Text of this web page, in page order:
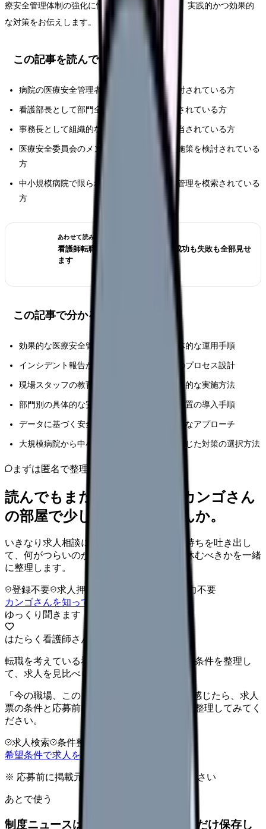
療安全管理体制の強化に悩む医療機関の皆様に、実践的かつ効果的
な対策をお伝えします。
この記事を読んでほしい人
病院の医療安全管理者として体制強化を検討されている方
看護部長として部門全体の安全管理を担当されている方
事務長として組織的な安全対策の立案を担当されている方
医療安全委員会のメンバーとして具体的な施策を検討されている
方
中小規模病院で限られたリソースでの安全管理を模索されている
方
あわせて読みたい
看護師転職のリアル体験談12選｜成功も失敗も全部見せ
ます
この記事で分かること
効果的な医療安全管理体制の構築方法と具体的な運用手順
インシデント報告から改善活動までの一連のプロセス設計
現場スタッフの教育・研修プログラムの効果的な実施方法
部門別の具体的な安全対策と実践的な予防措置の導入手順
データに基づく安全管理と予防対策の統合的なアプローチ
大規模病院から中小規模病院まで、規模に応じた対策の選択方法
まずは匿名で整理
読んでもまだ苦しいなら、カンゴさん
の部屋で少し話してみませんか。
いきなり求人相談には進みません。今の気持ちを吐き出し
て、何がつらいのか、辞めるべきか、少し休むべきかを一緒
に整理します。
登録不要 求人押し売りなし
病院名は入力不要
カンゴさんを知ってから相談する
ゆっくり聞きます
はたらく看護師さん 求人
転職を考えている看護師さんへ。まずは希望条件を整理し
て、求人を見比べられます。
「今の職場、このままでいいのかな...」そう感じたら、求人
票の条件と応募前に確認したい不安を分けて整理してみてく
ださい。
求人検索 条件整理
希望条件で求人を探す
※ 応募前に掲載元の最新情報を確認してください
あとで使う
制度ニュースは、自分の職場への影響だけ保存し